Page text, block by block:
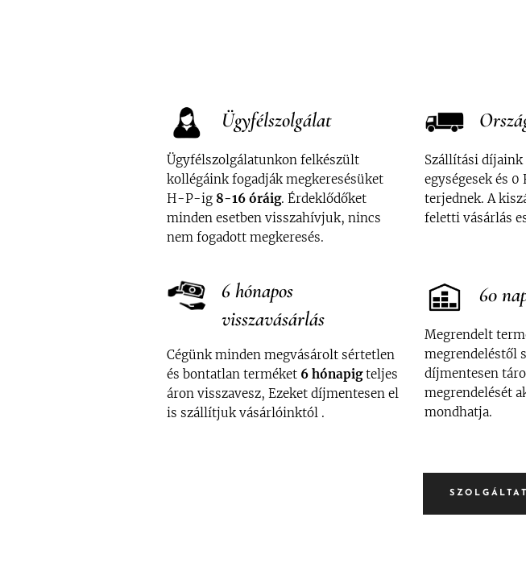
Ügyfélszolgálat
Ügyfélszolgálatunkon felkészült
kollégáink fogadják megkeresésüket
H-P-ig8-16 óráig. Érdeklődőket
minden esetben visszahívjuk, nincs
nem fogadott megkeresés.
Szállítási díjaink
egységesek és
terjednek. A
feletti vásárlás
6 hónapos
visszavásárlás
Cégünk minden megvásárolt sértetlen
és bontatlan terméket 6 hónapigteljes
áron visszavesz, Ezeket díjmentesen el
is szállítjuk vásárlóinktól .
60
Megrendelt
megrendeléstől
díjmentesen
megrendelését
mondhatja.